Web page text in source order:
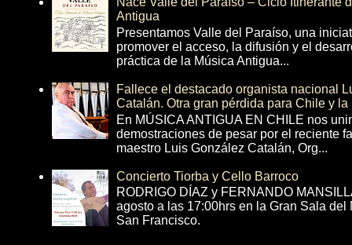
Antigua
Presentamos Valle del Paraíso, una
promover el acceso, la difusión y el
práctica de la Música Antigua...
Fallece el destacado organista nacional
Catalán. Otra gran pérdida para Chile y la
En MÚSICA ANTIGUA EN CHILE nos
demostraciones de pesar por el reciente
maestro Luis González Catalán, Org...
Concierto Tiorba y Cello Barroco
RODRIGO DÍAZ y FERNANDO
agosto a las 17:00hrs en la Gran Sala
San Francisco.